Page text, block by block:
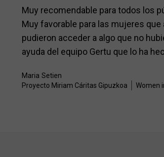
Muy recomendable para todos los
Muy favorable para las mujeres
pudieron acceder a algo que no
ayuda del equipo Gertu que lo ha
Maria Setien
Proyecto Miriam Cáritas Gipuzkoa
Women